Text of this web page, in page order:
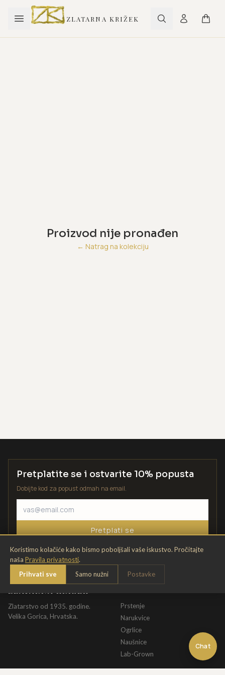
ZLATARNA KRIŽEK
Proizvod nije pronađen
← Natrag na kolekciju
Chat
Koristimo kolačiće kako bismo poboljšali vaše iskustvo. Pročitajte
naša Pravila privatnosti.
Prihvati sve
Samo nužni Postavke
Pretplatite se i ostvarite 10% popusta
Dobijte kod za popust odmah na email.
Pretplati se
Zlatarstvo od 1935. godine.
Velika Gorica, Hrvatska.
Prstenje
Narukvice
Ogrlice
Naušnice
Lab-Grown